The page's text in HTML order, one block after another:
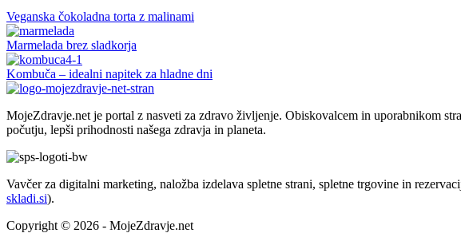
Veganska čokoladna torta z malinami
Marmelada brez sladkorja
Kombuča – idealni napitek za hladne dni
MojeZdravje.net je portal z nasveti za zdravo življenje. Obiskovalcem in uporabnikom
počutju, lepši prihodnosti našega zdravja in planeta.
Vavčer za digitalni marketing, naložba izdelava spletne strani, spletne trgovine in
skladi.si).
Copyright © 2026 - MojeZdravje.net